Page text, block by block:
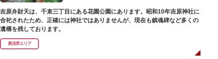
吉原弁財天は、千束三丁目にある花園公園にあります。昭和10年吉原神社に
合祀されたため、正確には神社ではありませんが、現在も鎮魂碑など多くの
遺構を残しております。
奥浅草エリア